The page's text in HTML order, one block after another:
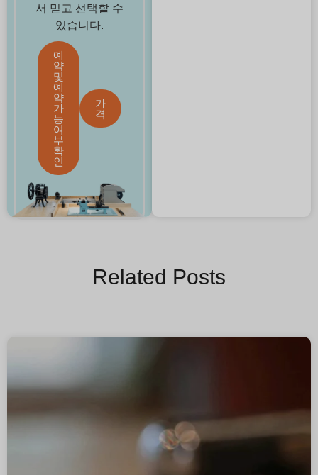
서 믿고 선택할 수
있습니다.
예
약
및
예
약
가
능
여
부
확
인
가
격
Related Posts